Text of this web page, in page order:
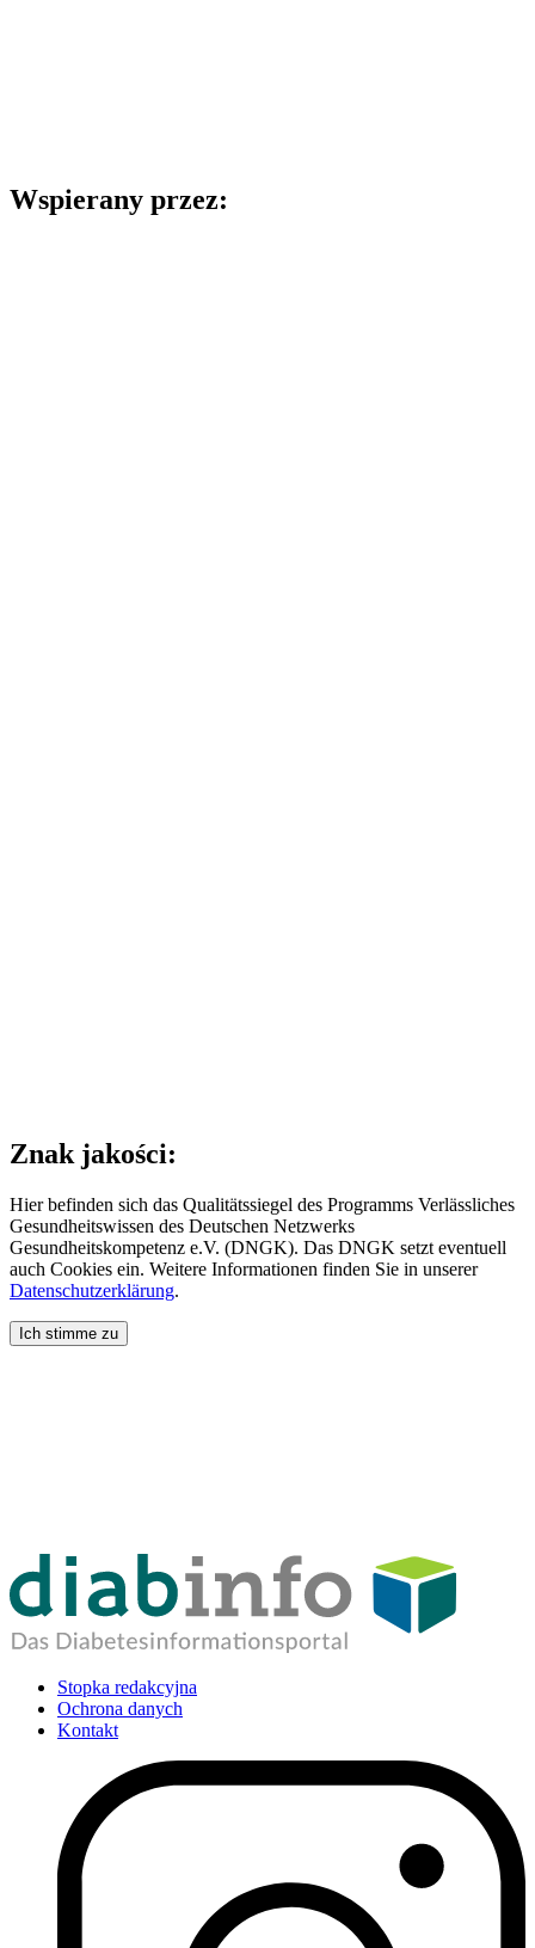
Wspierany przez:
Znak jakości:
Hier befinden sich das Qualitätssiegel des Programms Verlässliches
Gesundheitswissen des Deutschen Netzwerks
Gesundheitskompetenz e.V. (DNGK). Das DNGK setzt eventuell
auch Cookies ein. Weitere Informationen finden Sie in unserer
Datenschutzerklärung.
Ich stimme zu
Stopka redakcyjna
Ochrona danych
Kontakt